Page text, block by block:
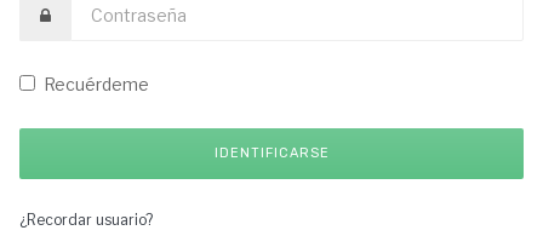
Recuérdeme
¿Recordar usuario?